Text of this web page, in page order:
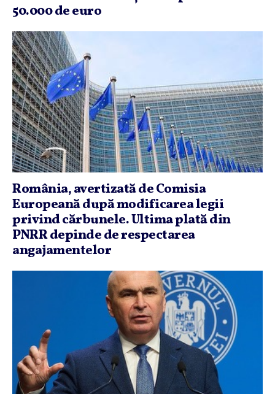
50.000 de euro
România, avertizată de Comisia
Europeană după modificarea legii
privind cărbunele. Ultima plată din
PNRR depinde de respectarea
angajamentelor